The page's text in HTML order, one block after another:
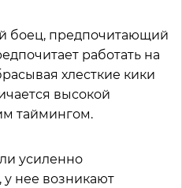
боец, предпочитающий
работать на
хлесткие кики
высокой
таймингом.
усиленно
у нее возникают